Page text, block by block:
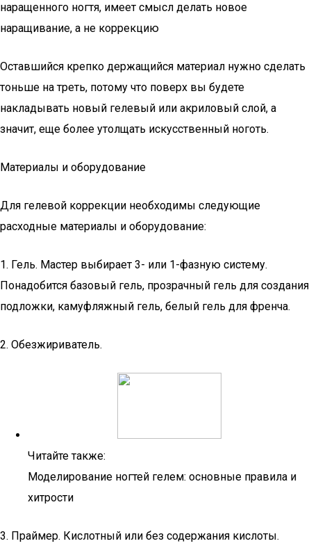
наращенного ногтя, имеет смысл делать новое
наращивание, а не коррекцию
Оставшийся крепко держащийся материал нужно сделать
тоньше на треть, потому что поверх вы будете
накладывать новый гелевый или акриловый слой, а
значит, еще более утолщать искусственный ноготь.
Материалы и оборудование
Для гелевой коррекции необходимы следующие
расходные материалы и оборудование:
1. Гель. Мастер выбирает 3- или 1-фазную систему.
Понадобится базовый гель, прозрачный гель для создания
подложки, камуфляжный гель, белый гель для френча.
2. Обезжириватель.
Читайте также:
Моделирование ногтей гелем: основные правила и
хитрости
3. Праймер. Кислотный или без содержания кислоты.